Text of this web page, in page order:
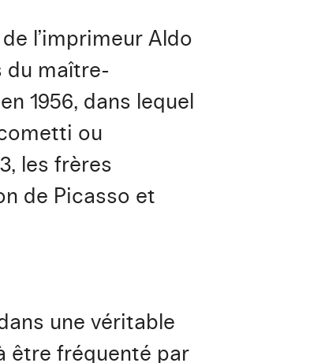
l’imprimeur Aldo
du maître-
1956, dans lequel
ou
les frères
de Picasso et
une véritable
être fréquenté par